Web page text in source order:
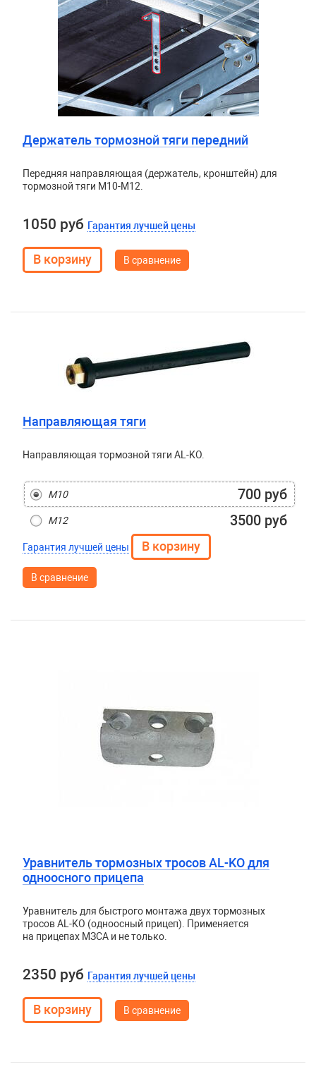
Держатель тормозной тяги передний
Передняя направляющая (держатель, кронштейн) для
тормозной тяги М10-М12.
1050 руб Гарантия лучшей цены
В сравнение
Направляющая тяги
Направляющая тормозной тяги AL-KO.
М10 700 руб
М12 3500 руб
Гарантия лучшей цены
В сравнение
Уравнитель тормозных тросов AL-KO для
одноосного прицепа
Уравнитель для быстрого монтажа двух тормозных
тросов AL-KO (одноосный прицеп). Применяется
на прицепах МЗСА и не только.
2350 руб Гарантия лучшей цены
В сравнение